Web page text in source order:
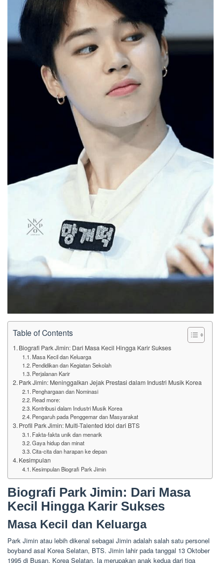
Table of Contents
Biografi Park Jimin: Dari Masa Kecil Hingga Karir Sukses
Masa Kecil dan Keluarga
Pendidikan dan Kegiatan Sekolah
Perjalanan Karir
Park Jimin: Meninggalkan Jejak Prestasi dalam Industri Musik Korea
Penghargaan dan Nominasi
Read more:
Kontribusi dalam Industri Musik Korea
Pengaruh pada Penggemar dan Masyarakat
Profil Park Jimin: Multi-Talented Idol dari BTS
Fakta-fakta unik dan menarik
Gaya hidup dan minat
Cita-cita dan harapan ke depan
Kesimpulan
Kesimpulan Biografi Park Jimin
Biografi Park Jimin: Dari Masa
Kecil Hingga Karir Sukses
Masa Kecil dan Keluarga
Park Jimin atau lebih dikenal sebagai Jimin adalah salah satu personel
boyband asal Korea Selatan, BTS. Jimin lahir pada tanggal 13 Oktober
1995 di Busan, Korea Selatan. Ia merupakan anak kedua dari tiga